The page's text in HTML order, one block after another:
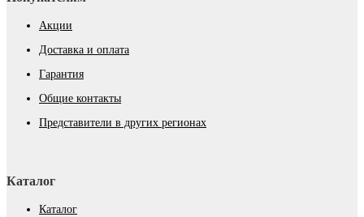
Акции
Доставка и оплата
Гарантия
Общие контакты
Представители в других регионах
Каталог
Каталог